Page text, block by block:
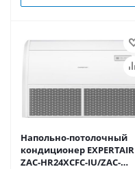
Напольно-потолочный
кондиционер EXPERTAIR
ZAC-HR24XCFC-IU/ZAC-